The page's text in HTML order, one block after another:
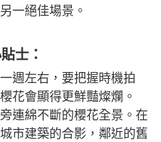
一絕佳場景。
士：
週左右，要把握時機拍
花會顯得更鮮豔燦爛。
連綿不斷的櫻花全景。在
市建築的合影，鄰近的舊